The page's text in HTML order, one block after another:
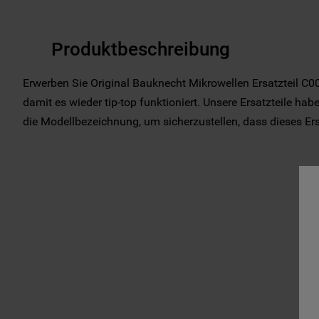
Produktbeschreibung
Erwerben Sie Original Bauknecht Mikrowellen Ersatzteil
damit es wieder tip-top funktioniert. Unsere Ersatzteile
die Modellbezeichnung, um sicherzustellen, dass dieses